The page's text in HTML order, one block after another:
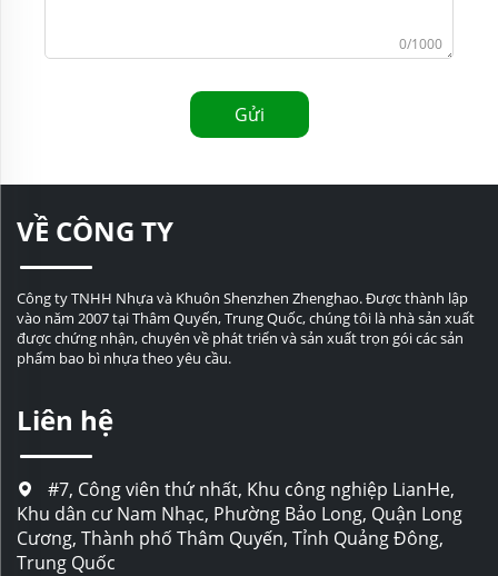
0/1000
Gửi
VỀ CÔNG TY
Công ty TNHH Nhựa và Khuôn Shenzhen Zhenghao. Được thành lập
vào năm 2007 tại Thâm Quyến, Trung Quốc, chúng tôi là nhà sản xuất
được chứng nhận, chuyên về phát triển và sản xuất trọn gói các sản
phẩm bao bì nhựa theo yêu cầu.
Liên hệ
#7, Công viên thứ nhất, Khu công nghiệp LianHe,
Khu dân cư Nam Nhạc, Phường Bảo Long, Quận Long
Cương, Thành phố Thâm Quyến, Tỉnh Quảng Đông,
Trung Quốc